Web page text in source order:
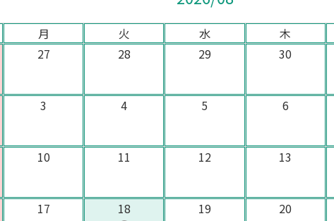
月 火 水 木
27 28 29 30
3 4 5 6
10 11 12 13
17 18 19 20